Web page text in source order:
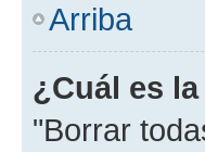
Arriba
¿Cuál es
"Borrar